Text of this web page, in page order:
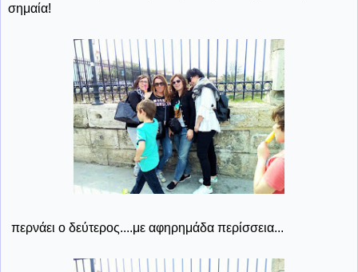
σημαία!
περνάει ο δεύτερος....με αφηρημάδα περίσσεια...